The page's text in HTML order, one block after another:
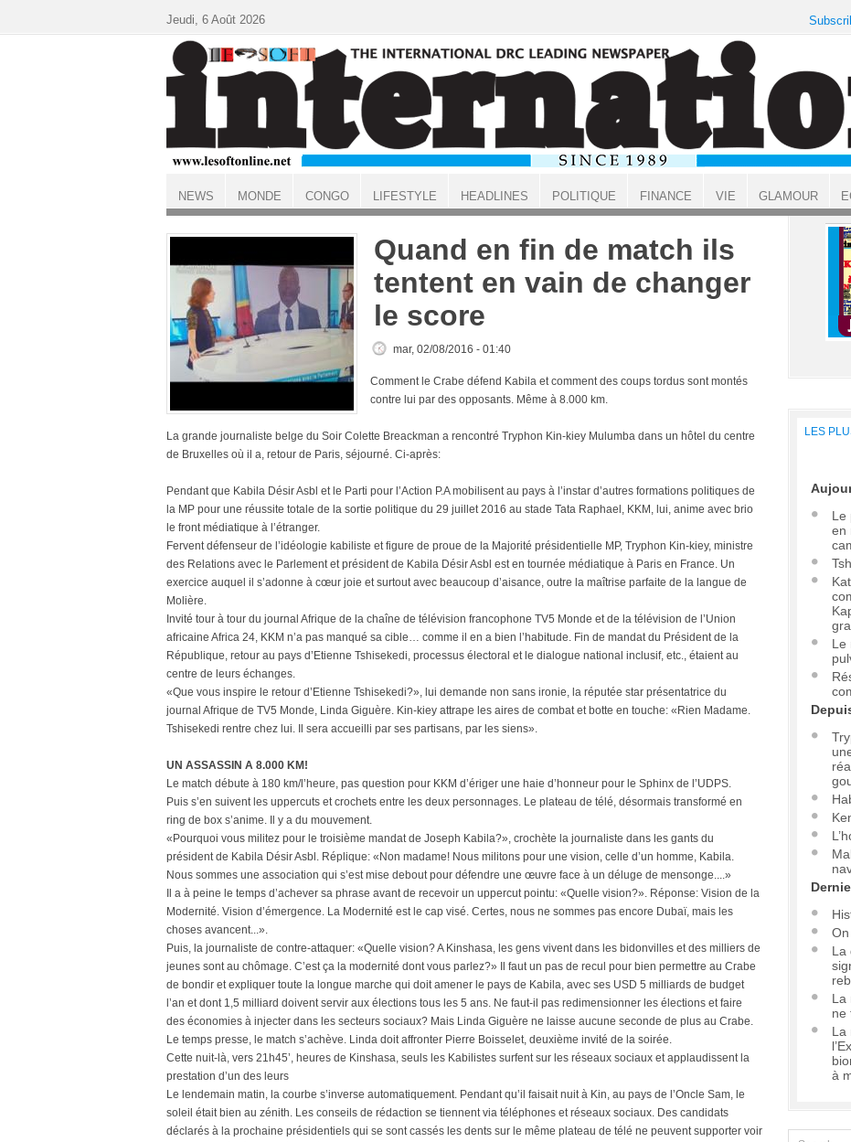
ACCUEIL
Quand en fin de match ils
tentent en vain de changer
le score
mar, 02/08/2016 - 01:40
Comment le Crabe défend Kabila et comment des coups tordus sont montés
contre lui par des opposants. Même à 8.000 km.
La grande journaliste belge du Soir Colette Breackman a rencontré Tryphon Kin-kiey Mulumba dans un hôtel du centre
de Bruxelles où il a, retour de Paris, séjourné. Ci-après:
Pendant que Kabila Désir Asbl et le Parti pour l’Action P.A mobilisent au pays à l’instar d’autres formations politiques de
la MP pour une réussite totale de la sortie politique du 29 juillet 2016 au stade Tata Raphael, KKM, lui, anime avec brio
le front médiatique à l’étranger.
Fervent défenseur de l’idéologie kabiliste et figure de proue de la Majorité présidentielle MP, Tryphon Kin-kiey, ministre
des Relations avec le Parlement et président de Kabila Désir Asbl est en tournée médiatique à Paris en France. Un
exercice auquel il s’adonne à cœur joie et surtout avec beaucoup d’aisance, outre la maîtrise parfaite de la langue de
Molière.
Invité tour à tour du journal Afrique de la chaîne de télévision francophone TV5 Monde et de la télévision de l’Union
africaine Africa 24, KKM n’a pas manqué sa cible… comme il en a bien l’habitude. Fin de mandat du Président de la
République, retour au pays d’Etienne Tshisekedi, processus électoral et le dialogue national inclusif, etc., étaient au
centre de leurs échanges.
«Que vous inspire le retour d’Etienne Tshisekedi?», lui demande non sans ironie, la réputée star présentatrice du
journal Afrique de TV5 Monde, Linda Giguère. Kin-kiey attrape les aires de combat et botte en touche: «Rien Madame.
Tshisekedi rentre chez lui. Il sera accueilli par ses partisans, par les siens».
UN ASSASSIN A 8.000 KM!
Le match débute à 180 km/l’heure, pas question pour KKM d’ériger une haie d’honneur pour le Sphinx de l’UDPS.
Puis s’en suivent les uppercuts et crochets entre les deux personnages. Le plateau de télé, désormais transformé en
ring de box s’anime. Il y a du mouvement.
«Pourquoi vous militez pour le troisième mandat de Joseph Kabila?», crochète la journaliste dans les gants du
président de Kabila Désir Asbl. Réplique: «Non madame! Nous militons pour une vision, celle d’un homme, Kabila.
Nous sommes une association qui s’est mise debout pour défendre une œuvre face à un déluge de mensonge....»
Il a à peine le temps d’achever sa phrase avant de recevoir un uppercut pointu: «Quelle vision?». Réponse: Vision de la
Modernité. Vision d’émergence. La Modernité est le cap visé. Certes, nous ne sommes pas encore Dubaï, mais les
choses avancent...».
Puis, la journaliste de contre-attaquer: «Quelle vision? A Kinshasa, les gens vivent dans les bidonvilles et des milliers de
jeunes sont au chômage. C’est ça la modernité dont vous parlez?» Il faut un pas de recul pour bien permettre au Crabe
de bondir et expliquer toute la longue marche qui doit amener le pays de Kabila, avec ses USD 5 milliards de budget
l’an et dont 1,5 milliard doivent servir aux élections tous les 5 ans. Ne faut-il pas redimensionner les élections et faire
des économies à injecter dans les secteurs sociaux? Mais Linda Giguère ne laisse aucune seconde de plus au Crabe.
Le temps presse, le match s’achève. Linda doit affronter Pierre Boisselet, deuxième invité de la soirée.
Cette nuit-là, vers 21h45’, heures de Kinshasa, seuls les Kabilistes surfent sur les réseaux sociaux et applaudissent la
prestation d’un des leurs
Le lendemain matin, la courbe s’inverse automatiquement. Pendant qu’il faisait nuit à Kin, au pays de l’Oncle Sam, le
soleil était bien au zénith. Les conseils de rédaction se tiennent via téléphones et réseaux sociaux. Des candidats
déclarés à la prochaine présidentiels qui se sont cassés les dents sur le même plateau de télé ne peuvent supporter voir
LES
Le
en
Le
La
La
ne
La
à
Jeudi, 6 Août 2026
NEWS MONDE CONGO LIFESTYLE HEADLINES POLITIQUE FINANCE VIE GLAMOUR